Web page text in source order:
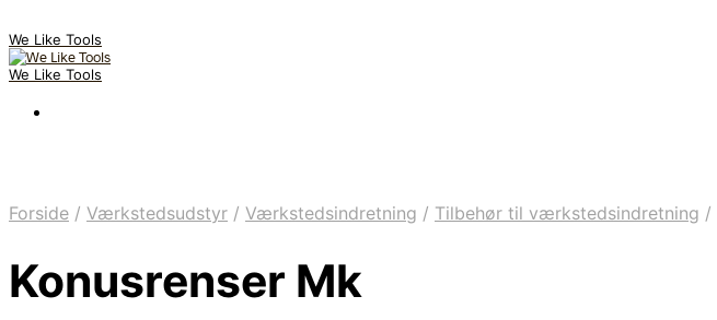
We Like Tools
We Like Tools
Forside / Værkstedsudstyr / Værkstedsindretning / Tilbehør til værkstedsindretning /
Konusrenser Mk